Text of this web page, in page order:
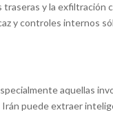
traseras y la exfiltración
y controles internos
aquellas
puede extraer